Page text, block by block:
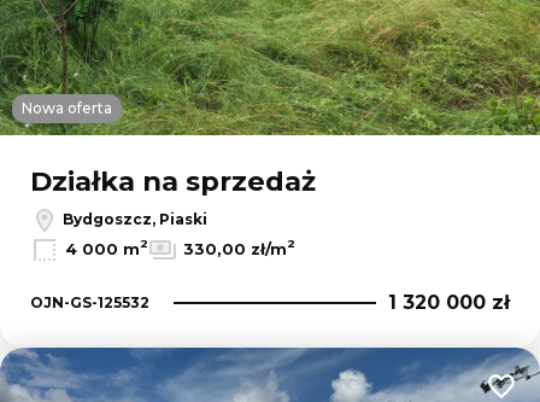
Nowa oferta
Działka na sprzedaż
Bydgoszcz, Piaski
4 000 m2 330,00 zł/m2
OJN-GS-125532 1 320 000 zł